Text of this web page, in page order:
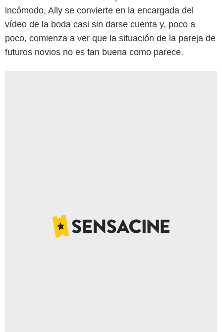
incómodo, Ally se convierte en la encargada del
vídeo de la boda casi sin darse cuenta y, poco a
poco, comienza a ver que la situación de la pareja de
futuros novios no es tan buena como parece.